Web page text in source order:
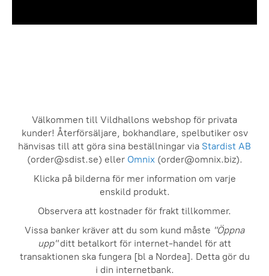
Välkommen till Vildhallons webshop för privata
kunder! Återförsäljare, bokhandlare, spelbutiker osv
hänvisas till att göra sina beställningar via Stardist AB
(order@sdist.se) eller Omnix(order@omnix.biz).
Klicka på bilderna för mer information om varje
enskild produkt.
Observera att kostnader för frakt tillkommer.
Vissa banker kräver att du som kund måste "Öppna
upp"ditt betalkort för internet-handel för att
transaktionen ska fungera [bl a Nordea]. Detta gör du
i din internetbank.